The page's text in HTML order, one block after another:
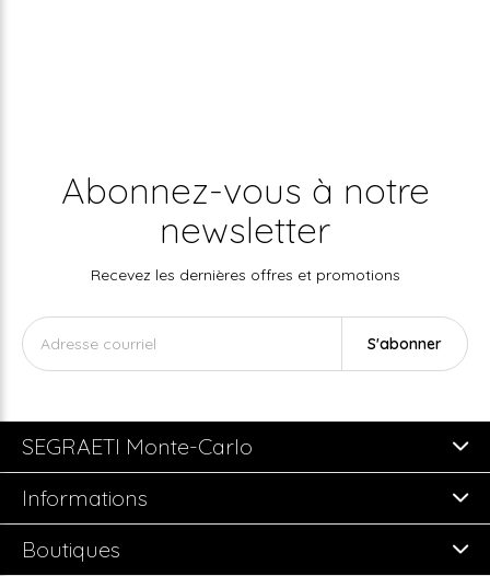
Abonnez-vous à notre
newsletter
Recevez les dernières offres et promotions
S'abonner
SEGRAETI Monte-Carlo
Informations
Boutiques